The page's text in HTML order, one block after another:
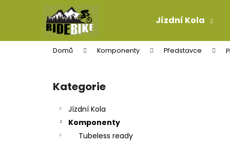
Jízdní Kola
Domů Komponenty Představce
Přeskočit
kategorie
Kategorie
Jízdní Kola
Komponenty
Tubeless ready
í
Zpět
do
obchodu
Zpět
do
obchodu